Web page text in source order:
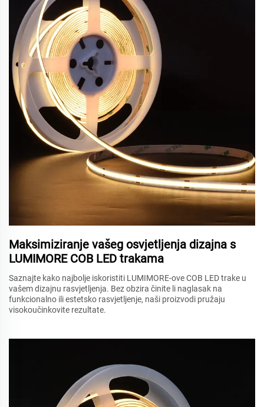
Maksimiziranje vašeg osvjetljenja dizajna s
LUMIMORE COB LED trakama
Saznajte kako najbolje iskoristiti LUMIMORE-ove COB LED trake u
vašem dizajnu rasvjetljenja. Bez obzira činite li naglasak na
funkcionalno ili estetsko rasvjetljenje, naši proizvodi pružaju
visokoučinkovite rezultate.